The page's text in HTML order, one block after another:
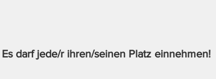
Es darf jede/r ihren/seinen Platz einnehmen!